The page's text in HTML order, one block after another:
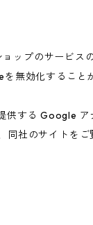
ップのサービス
無効化すること
供する Google
社のサイトをご